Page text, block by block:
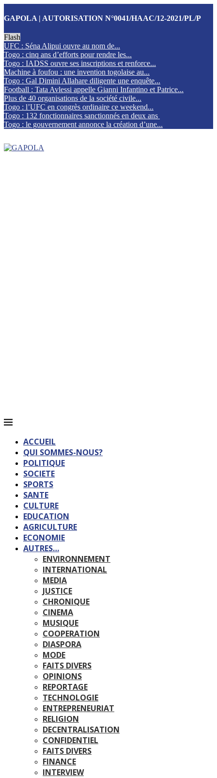
GAPOLA | AUTORISATION N°0041/HAAC/12-2021/PL/P
Flash
UFC : Séna Alipui ouvre au nom de...
Togo : cinq ans d’efforts pour rendre les...
Togo : IADSS ouvre ses inscriptions et renforce...
Machine à foufou : une invention togolaise au...
Togo : Gal Dimini Allahare diligente une enquête...
Football : Tata Avlessi appelle Gianni Infantino et Patrice...
Plus de 40 organisations de la société civile...
Togo : l’UFC en congrès ordinaire ce weekend...
Togo : 132 fonctionnaires sanctionnés en deux ans
Togo : le gouvernement annonce la création d’une...
ACCUEIL
QUI SOMMES-NOUS?
POLITIQUE
SOCIETE
SPORTS
SANTE
CULTURE
EDUCATION
AGRICULTURE
ECONOMIE
AUTRES…
ENVIRONNEMENT
INTERNATIONAL
MEDIA
JUSTICE
CHRONIQUE
CINEMA
MUSIQUE
COOPERATION
DIASPORA
MODE
FAITS DIVERS
OPINIONS
REPORTAGE
TECHNOLOGIE
ENTREPRENEURIAT
RELIGION
DECENTRALISATION
CONFIDENTIEL
FAITS DIVERS
FINANCE
INTERVIEW